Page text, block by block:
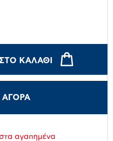
ΚΑΛΆΘΙ
αγαπημένα